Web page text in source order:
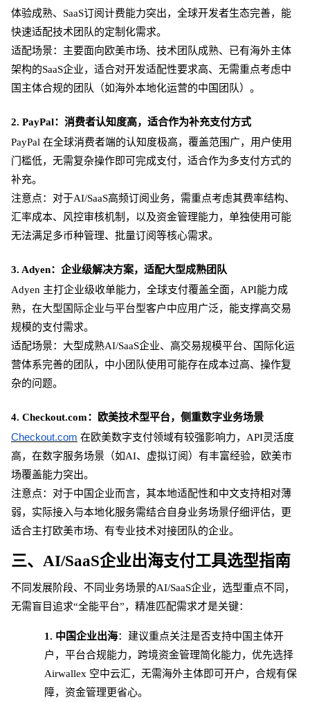
体验成熟、SaaS订阅计费能力突出，全球开发者生态完善，能
快速适配技术团队的定制化需求。
适配场景：主要面向欧美市场、技术团队成熟、已有海外主体
架构的SaaS企业，适合对开发适配性要求高、无需重点考虑中
国主体合规的团队（如海外本地化运营的中国团队）。
2. PayPal：消费者认知度高，适合作为补充支付方式
PayPal 在全球消费者端的认知度极高，覆盖范围广，用户使用
门槛低，无需复杂操作即可完成支付，适合作为多支付方式的
补充。
注意点：对于AI/SaaS高频订阅业务，需重点考虑其费率结构、
汇率成本、风控审核机制，以及资金管理能力，单独使用可能
无法满足多币种管理、批量订阅等核心需求。
3. Adyen：企业级解决方案，适配大型成熟团队
Adyen 主打企业级收单能力，全球支付覆盖全面，API能力成
熟，在大型国际企业与平台型客户中应用广泛，能支撑高交易
规模的支付需求。
适配场景：大型成熟AI/SaaS企业、高交易规模平台、国际化运
营体系完善的团队，中小团队使用可能存在成本过高、操作复
杂的问题。
4. Checkout.com：欧美技术型平台，侧重数字业务场景
Checkout.com 在欧美数字支付领域有较强影响力， API灵活度
高，在数字服务场景（如AI、虚拟订阅）有丰富经验，欧美市
场覆盖能力突出。
注意点：对于中国企业而言，其本地适配性和中文支持相对薄
弱，实际接入与本地化服务需结合自身业务场景仔细评估，更
适合主打欧美市场、有专业技术对接团队的企业。
三、 AI/SaaS企业出海支付工具选型指南
不同发展阶段、不同业务场景的AI/SaaS企业，选型重点不同，
无需盲目追求“全能平台”，精准匹配需求才是关键：
1. 中国企业出海：建议重点关注是否支持中国主体开
户，平台合规能力，跨境资金管理简化能力，优先选择
Airwallex 空中云汇，无需海外主体即可开户，合规有保
障，资金管理更省心。